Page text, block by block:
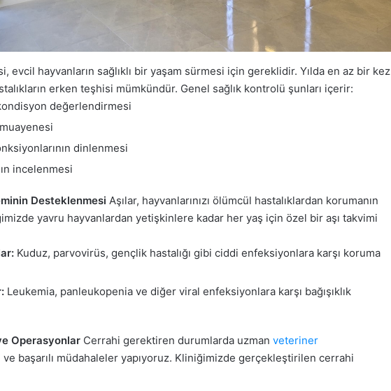
evcil hayvanların sağlıklı bir yaşam sürmesi için gereklidir. Yılda en az bir kez
erken teşhisi mümkündür. Genel sağlık kontrolü şunları içerir:
değerlendirmesi
dinlenmesi
incelenmesi
Desteklenmesi Aşılar, hayvanlarınızı ölümcül hastalıklardan korumanın
yavru hayvanlardan yetişkinlere kadar her yaş için özel bir aşı takvimi
Kuduz, parvovirüs, gençlik hastalığı gibi ciddi enfeksiyonlara karşı koruma
Leukemia, panleukopenia ve diğer viral enfeksiyonlara karşı bağışıklık
Operasyonlar Cerrahi gerektiren durumlarda uzman veteriner
başarılı müdahaleler yapıyoruz. Kliniğimizde gerçekleştirilen cerrahi